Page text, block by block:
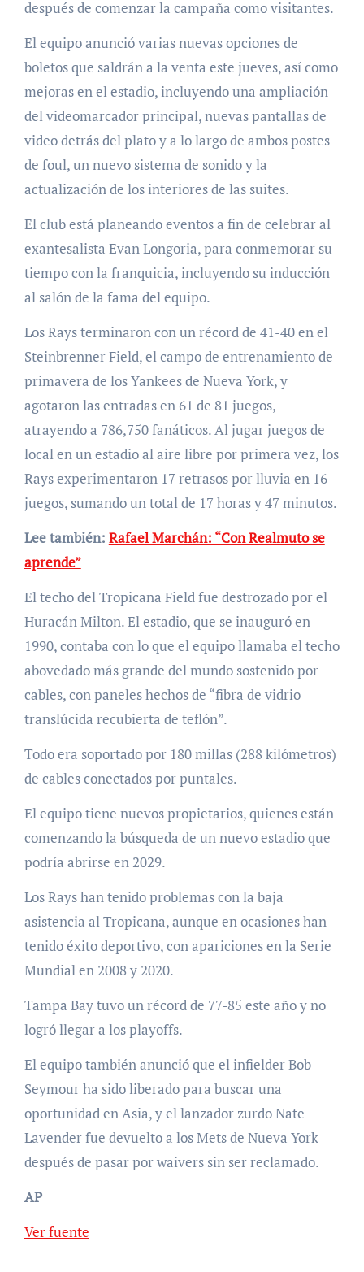
después de comenzar la campaña como visitantes.
El equipo anunció varias nuevas opciones de
boletos que saldrán a la venta este jueves, así como
mejoras en el estadio, incluyendo una ampliación
del videomarcador principal, nuevas pantallas de
video detrás del plato y a lo largo de ambos postes
de foul, un nuevo sistema de sonido y la
actualización de los interiores de las suites.
El club está planeando eventos a fin de celebrar al
exantesalista Evan Longoria, para conmemorar su
tiempo con la franquicia, incluyendo su inducción
al salón de la fama del equipo.
Los Rays terminaron con un récord de 41-40 en el
Steinbrenner Field, el campo de entrenamiento de
primavera de los Yankees de Nueva York, y
agotaron las entradas en 61 de 81 juegos,
atrayendo a 786,750 fanáticos. Al jugar juegos de
local en un estadio al aire libre por primera vez, los
Rays experimentaron 17 retrasos por lluvia en 16
juegos, sumando un total de 17 horas y 47 minutos.
Lee también: Rafael Marchán: “Con Realmuto se
aprende”
El techo del Tropicana Field fue destrozado por el
Huracán Milton. El estadio, que se inauguró en
1990, contaba con lo que el equipo llamaba el techo
abovedado más grande del mundo sostenido por
cables, con paneles hechos de “fibra de vidrio
translúcida recubierta de teflón”.
Todo era soportado por 180 millas (288 kilómetros)
de cables conectados por puntales.
El equipo tiene nuevos propietarios, quienes están
comenzando la búsqueda de un nuevo estadio que
podría abrirse en 2029.
Los Rays han tenido problemas con la baja
asistencia al Tropicana, aunque en ocasiones han
tenido éxito deportivo, con apariciones en la Serie
Mundial en 2008 y 2020.
Tampa Bay tuvo un récord de 77-85 este año y no
logró llegar a los playoffs.
El equipo también anunció que el infielder Bob
Seymour ha sido liberado para buscar una
oportunidad en Asia, y el lanzador zurdo Nate
Lavender fue devuelto a los Mets de Nueva York
después de pasar por waivers sin ser reclamado.
AP
Ver fuente